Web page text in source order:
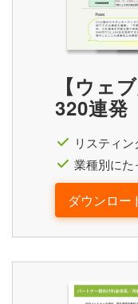
【ウェ
320連発
リスティ
業種別にた
ダウンロー